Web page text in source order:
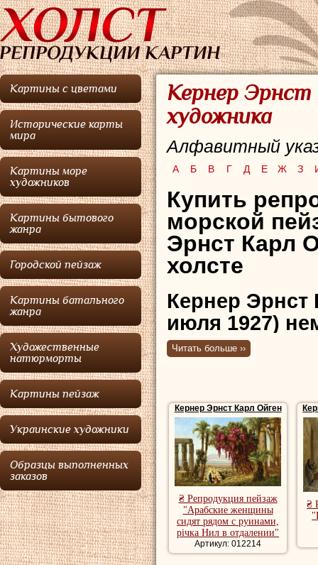
Картины с цветами
Исторические карты
мира
Картины море
художников
Картины бытового
жанра
Городской пейзаж
Картины батального
жанра
Художественные
натюрморты
Картины пейзаж
Украинские художники
Образцы выполненных
заказов
Кернер Эрнст
художника
Алфавитный
А Б В Г Д Е Ж З
Купить
морской
Эрнст Карл
холсте
Кернер Эрнст
июля 1927)
маринист.
много
акварелью,
сначала в
столько же о
впечатления
картинахКернера
блестящ и
Этими
Читать больше ››
Кернер Эрнст Карл Ойген
₴ Репродукция пейзаж
"Арабские женщины
сидят рядом с руинами,
річка Нил в отдалении"
Артикул: 012214
₴